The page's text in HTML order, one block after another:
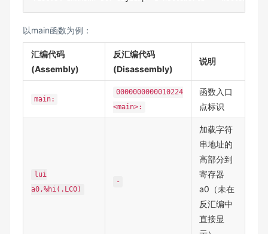
以main函数为例：
汇编代码
(Assembly)
反汇编代码
(Disassembly)
说明
main:
0000000000010224
<main>:
函数入口
点标识
lui
a0,%hi(.LC0)
-
加载字符
串地址的
高部分到
寄存器
a0（未在
反汇编中
直接显